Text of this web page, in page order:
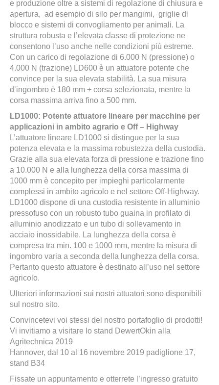
e produzione oltre a sistemi di regolazione di chiusura e
apertura, ad esempio di silo per mangimi, griglie di
blocco e sistemi di convogliamento per animali. La
struttura robusta e l’elevata classe di protezione ne
consentono l’uso anche nelle condizioni più estreme.
Con un carico di regolazione di 6.000 N (pressione) o
4.000 N (trazione) LD600 è un attuatore potente che
convince per la sua elevata stabilità. La sua misura
d’ingombro è 180 mm + corsa selezionata, mentre la
corsa massima arriva fino a 500 mm.
LD1000: Potente attuatore lineare per macchine per
applicazioni in ambito agrario e Off – Highway
L’attuatore lineare LD1000 si distingue per la sua
potenza elevata e la massima robustezza della custodia.
Grazie alla sua elevata forza di pressione e trazione fino
a 10.000 N e alla lunghezza della corsa massima di
1000 mm è concepito per impieghi particolarmente
complessi in ambito agricolo e nel settore Off-Highway.
LD1000 dispone di una custodia resistente in alluminio
pressofuso con un robusto tubo guaina in profilato di
alluminio anodizzato e un tubo di sollevamento in
acciaio inossidabile. La lunghezza della corsa è
compresa tra min. 100 e 1000 mm, mentre la misura di
ingombro varia a seconda della lunghezza della corsa.
Pertanto questo attuatore è destinato all’uso nel settore
agricolo.
Ulteriori informazioni sui nostri attuatori sono disponibili
sul nostro sito.
Convincetevi voi stessi del nostro portafoglio di prodotti!
Vi invitiamo a visitare lo stand DewertOkin alla
Agritechnica 2019
Hannover, dal 10 al 16 novembre 2019 padiglione 17,
stand B34
Fissate un appuntamento e otterrete l’ingresso gratuito